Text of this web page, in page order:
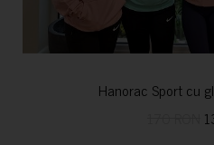
Hanorac Sport cu